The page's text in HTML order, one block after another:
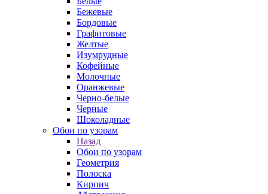
Бежевые
Бордовые
Графитовые
Желтые
Изумрудные
Кофейные
Молочные
Оранжевые
Черно-белые
Черные
Шоколадные
Обои по узорам
Назад
Обои по узорам
Геометрия
Полоска
Кирпич